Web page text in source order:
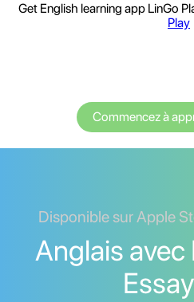
Get English learning app LinGo
Play
Commencez à
Disponible sur Apple
Anglais avec